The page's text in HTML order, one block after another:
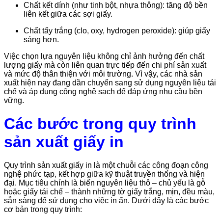
Chất kết dính (như tinh bột, nhựa thông): tăng độ bền
liên kết giữa các sợi giấy.
Chất tẩy trắng (clo, oxy, hydrogen peroxide): giúp giấy
sáng hơn.
Việc chọn lựa nguyên liệu không chỉ ảnh hưởng đến chất
lượng giấy mà còn liên quan trực tiếp đến chi phí sản xuất
và mức độ thân thiện với môi trường. Vì vậy, các nhà sản
xuất hiện nay đang dần chuyển sang sử dụng nguyên liệu tái
chế và áp dụng công nghệ sạch để đáp ứng nhu cầu bền
vững.
Các bước trong quy trình
sản xuất giấy in
Quy trình sản xuất giấy in là một chuỗi các công đoạn công
nghệ phức tạp, kết hợp giữa kỹ thuật truyền thống và hiện
đại. Mục tiêu chính là biến nguyên liệu thô – chủ yếu là gỗ
hoặc giấy tái chế – thành những tờ giấy trắng, mịn, đều màu,
sẵn sàng để sử dụng cho việc in ấn. Dưới đây là các bước
cơ bản trong quy trình: